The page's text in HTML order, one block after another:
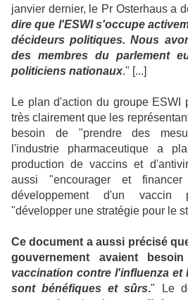
janvier dernier, le Pr Osterhaus a
dire que l'ESWI s'occupe
décideurs politiques. Nous
des membres du parlement
politiciens nationaux." [...]
Le plan d'action du groupe ESWI
très clairement que les
besoin de "prendre des
l'industrie pharmaceutique a
production de vaccins et
aussi "encourager et
développement d'un vaccin
"développer une stratégie pour le
Ce document a aussi précisé
gouvernement avaient
vaccination contre l'influenza et
sont bénéfiques et sûrs." Le